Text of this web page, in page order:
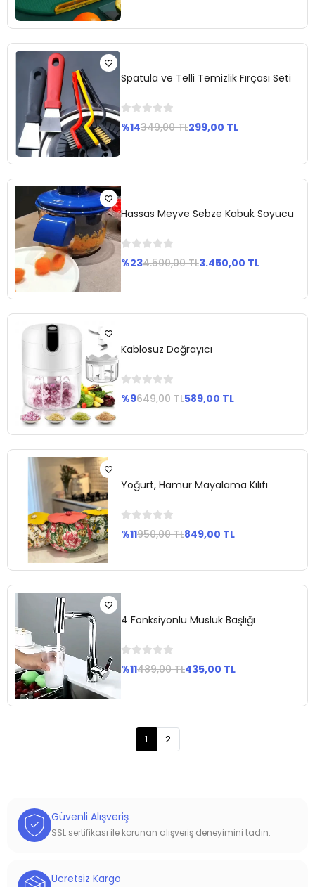
Ekle
Stokta
Yok
Spatula ve Telli Temizlik Fırçası Seti
%14349,00 TL299,00 TL
Stokta
Hassas Meyve Sebze Kabuk Soyucu
%234.500,00 TL3.450,00 TL
Stokta
Yok
Kablosuz Doğrayıcı
%9649,00 TL589,00 TL
Stokta
Yok
Yoğurt, Hamur Mayalama Kılıfı
%11950,00 TL849,00 TL
4 Fonksiyonlu Musluk Başlığı
%11489,00 TL435,00 TL
1 2
Güvenli Alışveriş
SSL sertifikası ile korunan alışveriş deneyimini tadın.
Ücretsiz Kargo